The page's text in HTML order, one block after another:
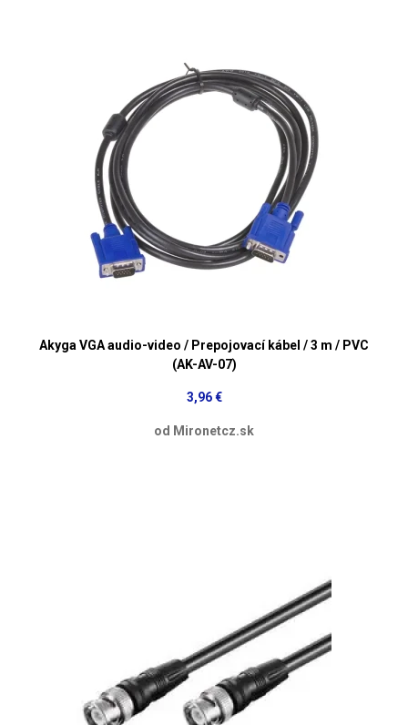
Akyga VGA audio-video / Prepojovací kábel / 3 m / PVC
(AK-AV-07)
3,96 €
od Mironetcz.sk